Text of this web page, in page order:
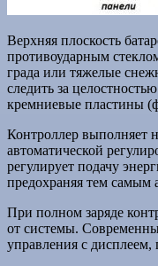
Верхняя плоскость
противоударным
града или тяжелые
следить за
кремниевые пластины
Контроллер выполняет
автоматической
регулирует подачу
предохраняя тем самым
При полном заряде
от системы.
управления с